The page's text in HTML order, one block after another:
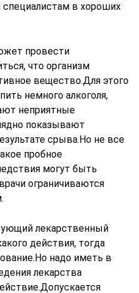
в хороших
провести
что организм
вещество.Для этого
немного алкоголя,
неприятные
показывают
срыва.Но не все
пробное
могут быть
ограничиваются
лекарственный
действия, тогда
надо иметь в
лекарства